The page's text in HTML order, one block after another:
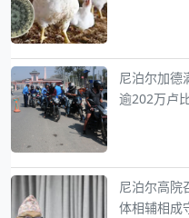
尼泊尔加德
逾202万卢
尼泊尔高院
体相辅相成